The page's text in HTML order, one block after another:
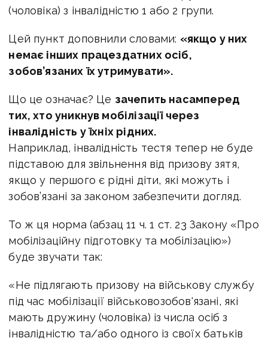
(чоловіка) з інвалідністю 1 або 2 групи.
Цей пункт доповнили словами: «‎якщо у них
немає інших працездатних осіб,
зобов’язаних їх утримувати».
Що це означає? Це зачепить насамперед
тих, хто уникнув мобілізації через
інвалідність у їхніх рідних.
Наприклад, інвалідність тестя тепер не буде
підставою для звільнення від призову зятя,
якщо у першого є рідні діти, які можуть і
зобов’язані за законом забезпечити догляд.
То ж ця норма (абзац 11 ч. 1 ст. 23 Закону «Про
мобілізаційну підготовку та мобілізацію»)
буде звучати так:
«Не підлягають призову на військову службу
під час мобілізації військовозобов'язані, які
мають дружину (чоловіка) із числа осіб з
інвалідністю та/або одного із своїх батьків